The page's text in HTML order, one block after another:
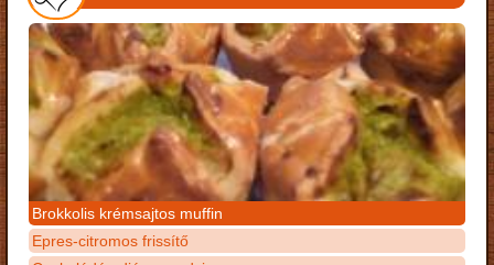
Brokkolis krémsajtos muffin
Epres-citromos frissítő